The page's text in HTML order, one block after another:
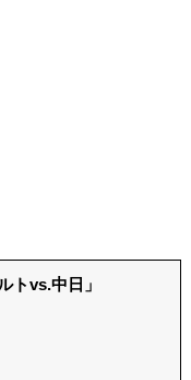
トvs.中日」